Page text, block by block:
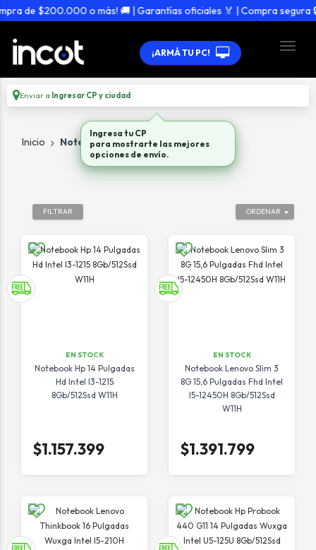
de $200.000 o más! 🚚 | Garantías oficiales 🏅 | Compra segura 🔒
¡ARMÁ TU PC!
Enviar a Ingresar CP y ciudad
Inicio Notebooks
ORDENAR
FILTRAR
EN STOCK
Notebook Hp 14 Pulgadas
Hd Intel I3-1215
8Gb/512Ssd W11H
$1.157.399
EN STOCK
Notebook Lenovo Slim 3
8G 15,6 Pulgadas Fhd Intel
I5-12450H 8Gb/512Ssd
W11H
$1.391.799
Ingresa tu CP
para mostrarte las mejores
opciones de envío.